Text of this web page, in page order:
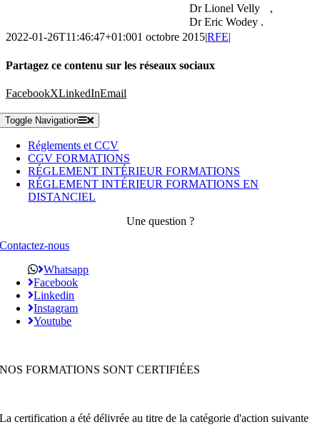
Dr Lionel Velly ,
Dr Eric Wodey .
2022-01-26T11:46:47+01:001 octobre 2015|RFE|
Partagez ce contenu sur les réseaux sociaux
FacebookXLinkedInEmail
Toggle Navigation
Réglements et CCV
CGV FORMATIONS
RÉGLEMENT INTÉRIEUR FORMATIONS
RÉGLEMENT INTÉRIEUR FORMATIONS EN
DISTANCIEL
Une question ?
Contactez-nous
Whatsapp
Facebook
Linkedin
Instagram
Youtube
NOS FORMATIONS SONT CERTIFIÉES
La certification a été délivrée au titre de la catégorie d'action suivante